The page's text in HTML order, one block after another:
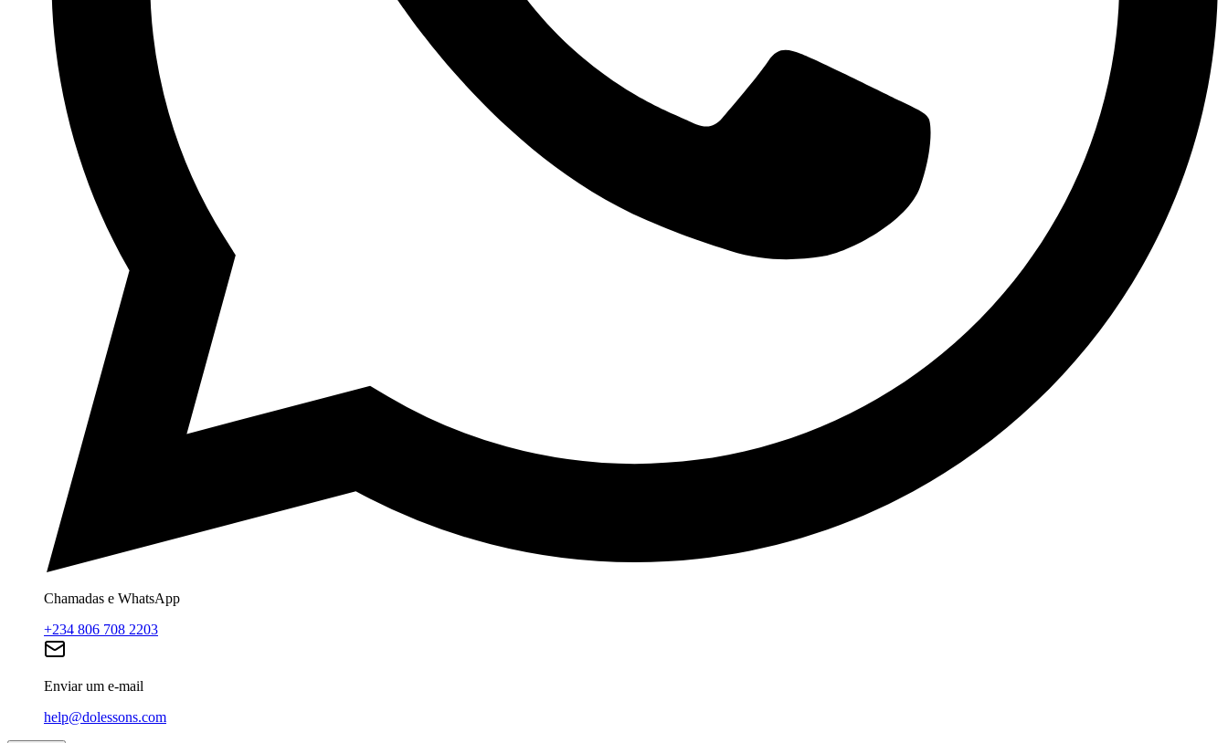
Chamadas e WhatsApp
+234 806 708 2203
Enviar um e-mail
help@dolessons.com